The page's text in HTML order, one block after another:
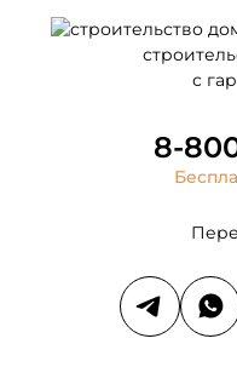
с
8-